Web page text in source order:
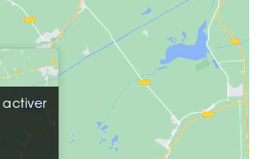
activer
activer